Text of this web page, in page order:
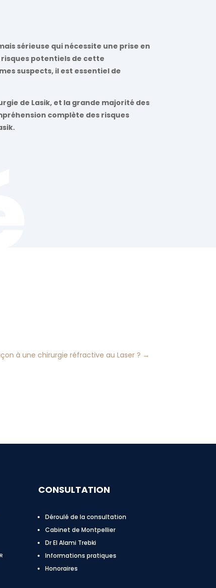
sérieuse qui nécessite une prise en
risques potentiels de cette
suspects, il est essentiel de
de Lasik, et la grande majorité des
complète des risques
à une chirurgie réfractive au Laser ? →
CONSULTATION
Déroulé de la consultation
Cabinet de Montpellier
Dr El Alami Trebki
Informations pratiques
Honoraires